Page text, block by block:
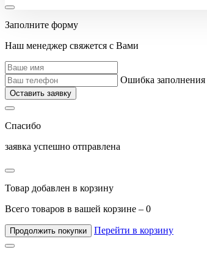
Заполните форму
Наш менеджер свяжется с Вами
Ошибка заполнения
Оставить заявку
Спасибо
заявка успешно отправлена
Товар добавлен в корзину
Всего товаров в вашей корзине – 0
Продолжить покупки Перейти в корзину